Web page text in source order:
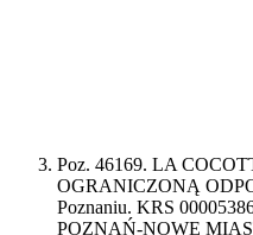
Poz. 46169. LA
OGRANICZONĄ
Poznaniu. KRS
POZNAŃ-NOWE